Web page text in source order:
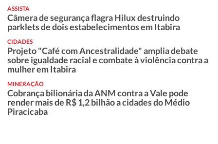
ASSISTA
Câmera de segurança flagra Hilux destruindo
parklets de dois estabelecimentos em Itabira
CIDADES
Projeto "Café com Ancestralidade" amplia debate
sobre igualdade racial e combate à violência contra a
mulher em Itabira
MINERAÇÃO
Cobrança bilionária da ANM contra a Vale pode
render mais de R$ 1,2 bilhão a cidades do Médio
Piracicaba